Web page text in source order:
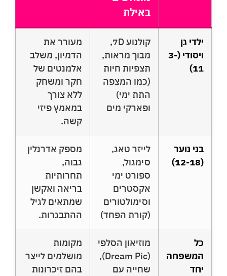
באילת
ילדי גן
ויסודי (3-
11)
קולנוע 7D,
מבוך מראות,
תצפיות חיות
(כמו המצפה
התת ימי)
ופארקי מים
מעורר את
הדמיון, משלב
אלמנטים של
חקר ומשחק
ללא צורך
במאמץ פיזי
קשה.
בני נוער
(12-18)
לייזר טאג,
סימגול,
ספורט ימי
אקסטרים
וסימולטורים
(קורת הפחד)
מספק אדרנלין
גבוה,
תחרותיות
בריאה ואקשן
שמתאים לגיל
ההתבגרות.
כל
המשפחה
יחד
מוזיאון הסלפי
(Dream Pic),
שחייה עם
מקומות
מושלמים לייצר
בהם זיכרונות